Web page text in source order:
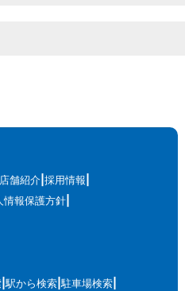
店舗紹介 採用情報
情報保護方針
駅から検索 駐車場検索